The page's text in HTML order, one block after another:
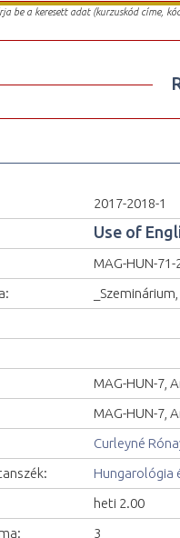
be a keresett adat (kurzuskód címe,
2017-2018-1
Use of
MAG-HUN-71-
MAG-HUN-7,
MAG-HUN-7,
Curleyné
Hungarológia
heti 2.00
3